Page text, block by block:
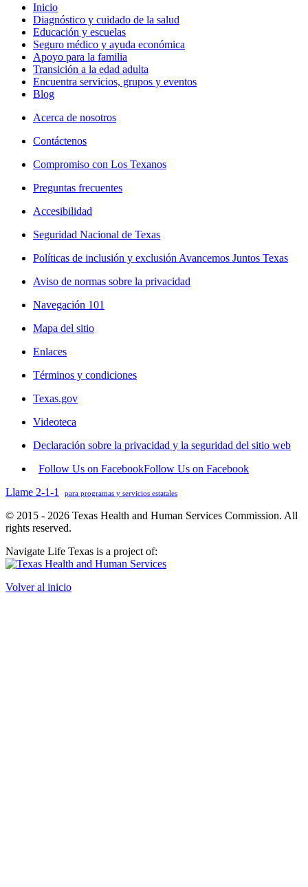
Inicio
Diagnóstico y cuidado de la salud
Educación y escuelas
Seguro médico y ayuda económica
Apoyo para la familia
Transición a la edad adulta
Encuentra servicios, grupos y eventos
Blog
Acerca de nosotros
Contáctenos
Compromiso con Los Texanos
Preguntas frecuentes
Accesibilidad
Seguridad Nacional de Texas
Políticas de inclusión y exclusión Avancemos Juntos Texas
Aviso de normas sobre la privacidad
Navegación 101
Mapa del sitio
Enlaces
Términos y condiciones
Texas.gov
Videoteca
Declaración sobre la privacidad y la seguridad del sitio web
Follow Us on FacebookFollow Us on Facebook
Llame 2-1-1
para programas y servicios estatales
© 2015 - 2026 Texas Health and Human Services Commission. All
rights reserved.
Navigate Life Texas is a project of:
Volver al inicio